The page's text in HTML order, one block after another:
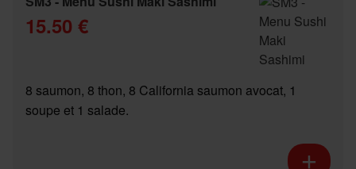
15.50 €
8 saumon, 8 thon, 8 California saumon avocat, 1
soupe et 1 salade.